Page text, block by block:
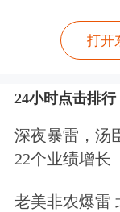
金提供了
是“耐心资
期超额收益
“保险资金
能，寿险资
30年，具备
打开
24小时点击排行
深夜暴雷，汤
22个业绩增长
老美非农爆雷